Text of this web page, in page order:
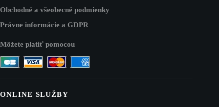
Obchodné a všeobecné podmienky
Právne informácie a GDPR
Môžete platiť pomocou
ONLINE SLUŽBY